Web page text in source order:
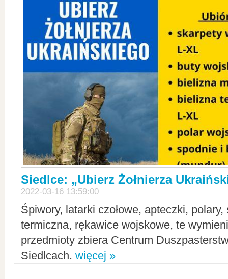
Siedlce: „Ubierz Żołnierza
2022-03-16 13:59:00
Śpiwory, latarki czołowe, apteczki,
termiczna, rękawice wojskowe, te
przedmioty zbiera Centrum
Siedlcach. więcej »